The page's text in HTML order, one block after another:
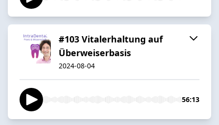
#103 Vitalerhaltung auf
Überweiserbasis
2024-08-04
56:13